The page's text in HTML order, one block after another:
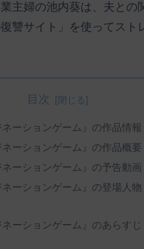
主婦の池内葵は、夫との
讐サイト」を使ってスト
目次
ーションゲーム』の作品情報
ーションゲーム』の作品概要
ーションゲーム』の予告動画
ーションゲーム』の登場人物
ーションゲーム』のあらす